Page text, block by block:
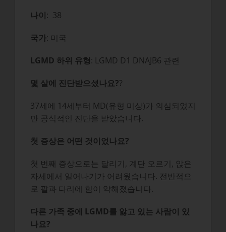
나이: 38
국가: 미국
LGMD 하위 유형: LGMD D1 DNAJB6 관련
몇 살에 진단받으셨나요??
37세에 14세부터 MD(유형 미상)가 의심되었지
만 공식적인 진단을 받았습니다.
첫 증상은 어떤 것이었나요?
첫 번째 증상으로는 달리기, 계단 오르기, 앉은
자세에서 일어나기가 어려웠습니다. 전반적으
로 팔과 다리에 힘이 약해졌습니다.
다른 가족 중에 LGMD를 앓고 있는 사람이 있
나요?